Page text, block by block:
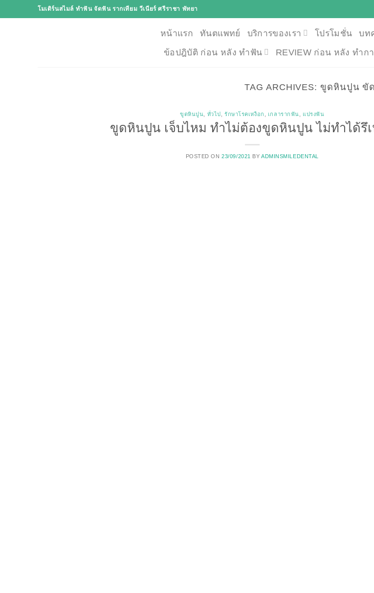
to
โมเดิร์นสไมล์ ทำฟัน จัดฟัน รากเทียม วีเนียร์ ศรีราชา พัทยา
หน้าแรก ทันตแพทย์ บริการของเรา โปรโมชั่น บท
ข้อปฎิบัติ ก่อน หลัง ทำฟัน
REVIEW ก่อน หลัง ทำก
TAG ARCHIVES: ขูดหินปูน ขั
ขูดหินปูน ทั่วไป รักษาโรคเหงือก เกลารากฟัน แปรงฟัน
ขูดหินปูน เจ็บไหม ทำไม่ต้องขูดหินปูน ไม่ทำได้รึเ
POSTED ON23/09/2021 BY ADMINSMILEDENTAL